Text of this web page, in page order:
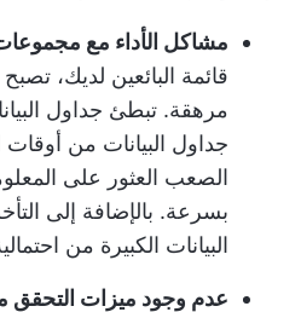
مشاكل الأداء مع مجموعات
جداول البيانات من
الصعب العثور على
بسرعة. بالإضافة إلى
البيانات الكبيرة من
عدم وجود ميزات التحقق